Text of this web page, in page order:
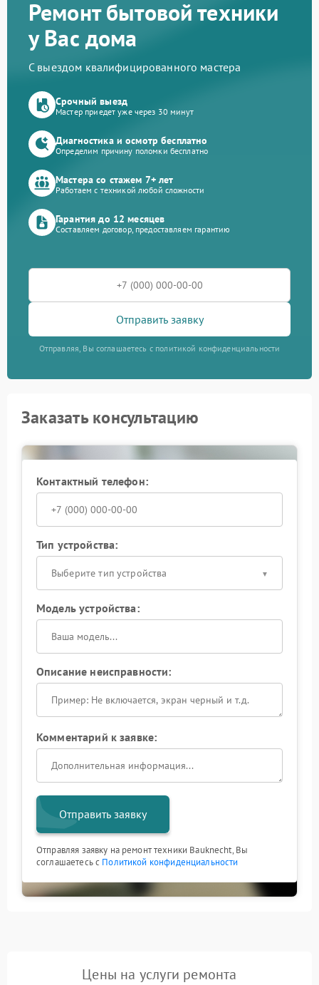
Ремонт бытовой техники
у Вас дома
С выездом квалифицированного мастера
Срочный выезд
Мастер приедет уже через 30 минут
Диагностика и осмотр бесплатно
Определим причину поломки бесплатно
Мастера со стажем 7+ лет
Работаем с техникой любой сложности
Гарантия до 12 месяцев
Составляем договор, предоставляем гарантию
Отправить заявку
Отправляя, Вы соглашаетесь с политикой конфиденциальности
Заказать консультацию
Контактный телефон:
Тип устройства:
Выберите тип устройства
Модель устройства:
Описание неисправности:
Комментарий к заявке:
Отправить заявку
Отправляя заявку на ремонт техники Bauknecht, Вы
соглашаетесь с Политикой конфиденциальности
Цены на услуги ремонта